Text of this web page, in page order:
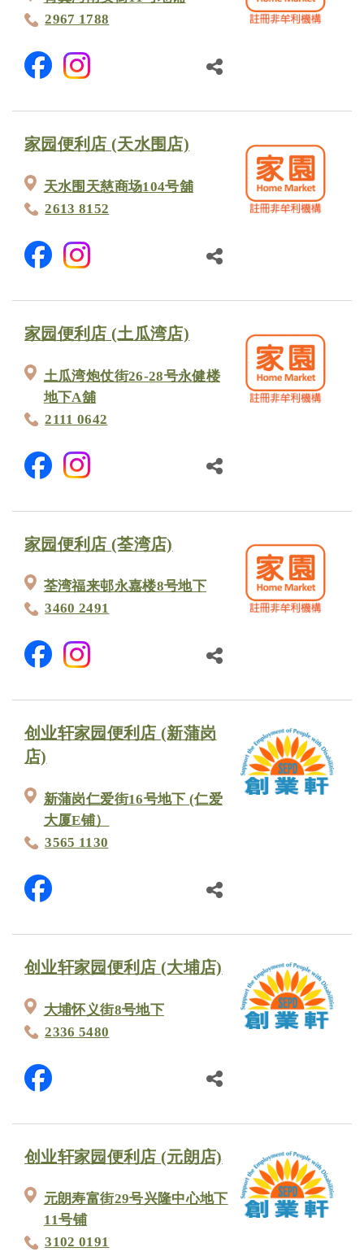
2967 1788
家园便利店 (天水围店)
天水围天慈商场104号舖
2613 8152
家园便利店 (土瓜湾店)
土瓜湾炮仗街26-28号永健楼
地下A舖
2111 0642
家园便利店 (荃湾店)
荃湾福来邨永嘉楼8号地下
3460 2491
创业轩家园便利店 (新蒲岗
店)
新蒲岗仁爱街16号地下 (仁爱
大厦E铺）
3565 1130
创业轩家园便利店 (大埔店)
大埔怀义街8号地下
2336 5480
创业轩家园便利店 (元朗店)
元朗寿富街29号兴隆中心地下
11号铺
3102 0191